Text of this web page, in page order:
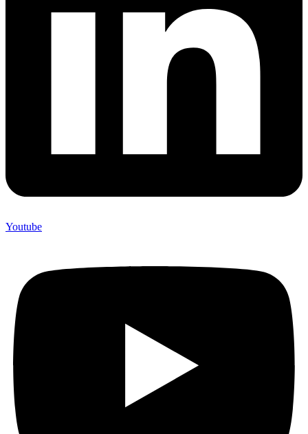
Youtube